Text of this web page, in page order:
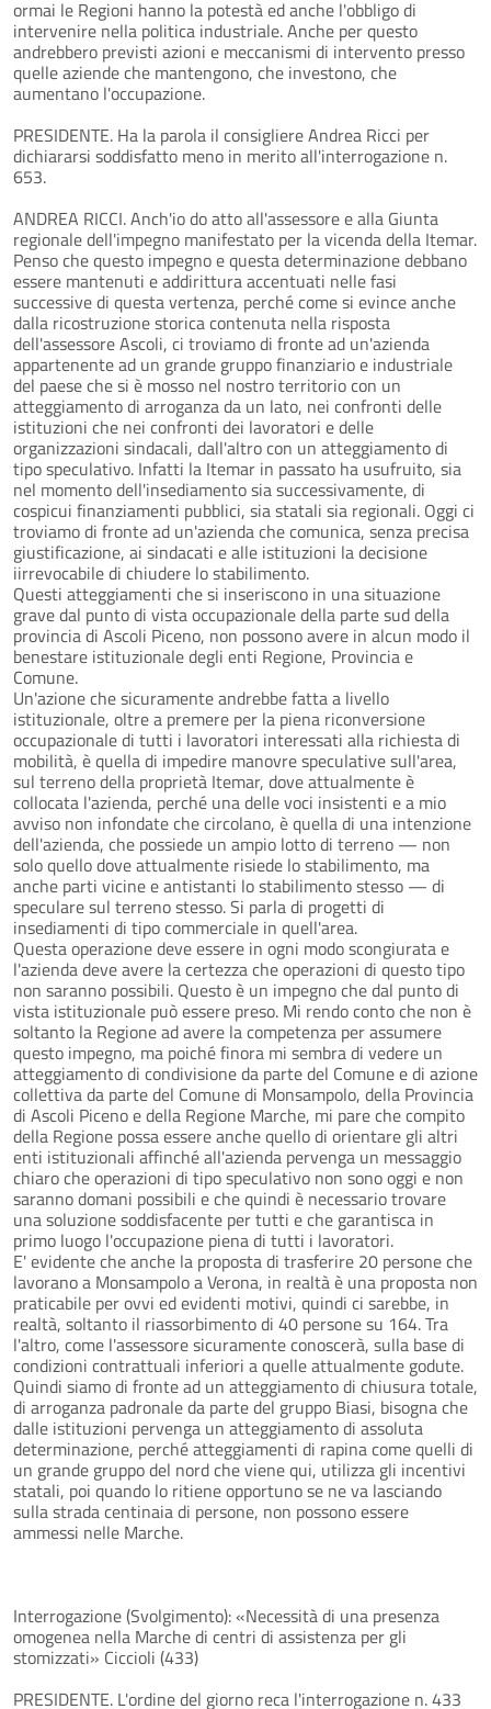
ormai le Regioni hanno la potestà ed anche l'obbligo di
intervenire nella politica industriale. Anche per questo
andrebbero previsti azioni e meccanismi di intervento presso
quelle aziende che mantengono, che investono, che
aumentano l'occupazione.
PRESIDENTE. Ha la parola il consigliere Andrea Ricci per
dichiararsi soddisfatto meno in merito all'interrogazione n.
653.
ANDREA RICCI. Anch'io do atto all'assessore e alla Giunta
regionale dell'impegno manifestato per la vicenda della Itemar.
Penso che questo impegno e questa determinazione debbano
essere mantenuti e addirittura accentuati nelle fasi
successive di questa vertenza, perché come si evince anche
dalla ricostruzione storica contenuta nella risposta
dell'assessore Ascoli, ci troviamo di fronte ad un'azienda
appartenente ad un grande gruppo finanziario e industriale
del paese che si è mosso nel nostro territorio con un
atteggiamento di arroganza da un lato, nei confronti delle
istituzioni che nei confronti dei lavoratori e delle
organizzazioni sindacali, dall'altro con un atteggiamento di
tipo speculativo. Infatti la Itemar in passato ha usufruito, sia
nel momento dell'insediamento sia successivamente, di
cospicui finanziamenti pubblici, sia statali sia regionali. Oggi ci
troviamo di fronte ad un'azienda che comunica, senza precisa
giustificazione, ai sindacati e alle istituzioni la decisione
iirrevocabile di chiudere lo stabilimento.
Questi atteggiamenti che si inseriscono in una situazione
grave dal punto di vista occupazionale della parte sud della
provincia di Ascoli Piceno, non possono avere in alcun modo il
benestare istituzionale degli enti Regione, Provincia e
Comune.
Un'azione che sicuramente andrebbe fatta a livello
istituzionale, oltre a premere per la piena riconversione
occupazionale di tutti i lavoratori interessati alla richiesta di
mobilità, è quella di impedire manovre speculative sull'area,
sul terreno della proprietà Itemar, dove attualmente è
collocata l'azienda, perché una delle voci insistenti e a mio
avviso non infondate che circolano, è quella di una intenzione
dell'azienda, che possiede un ampio lotto di terreno — non
solo quello dove attualmente risiede lo stabilimento, ma
anche parti vicine e antistanti lo stabilimento stesso — di
speculare sul terreno stesso. Si parla di progetti di
insediamenti di tipo commerciale in quell'area.
Questa operazione deve essere in ogni modo scongiurata e
l'azienda deve avere la certezza che operazioni di questo tipo
non saranno possibili. Questo è un impegno che dal punto di
vista istituzionale può essere preso. Mi rendo conto che non è
soltanto la Regione ad avere la competenza per assumere
questo impegno, ma poiché finora mi sembra di vedere un
atteggiamento di condivisione da parte del Comune e di azione
collettiva da parte del Comune di Monsampolo, della Provincia
di Ascoli Piceno e della Regione Marche, mi pare che compito
della Regione possa essere anche quello di orientare gli altri
enti istituzionali affinché all'azienda pervenga un messaggio
chiaro che operazioni di tipo speculativo non sono oggi e non
saranno domani possibili e che quindi è necessario trovare
una soluzione soddisfacente per tutti e che garantisca in
primo luogo l'occupazione piena di tutti i lavoratori.
E' evidente che anche la proposta di trasferire 20 persone che
lavorano a Monsampolo a Verona, in realtà è una proposta non
praticabile per ovvi ed evidenti motivi, quindi ci sarebbe, in
realtà, soltanto il riassorbimento di 40 persone su 164. Tra
l'altro, come l'assessore sicuramente conoscerà, sulla base di
condizioni contrattuali inferiori a quelle attualmente godute.
Quindi siamo di fronte ad un atteggiamento di chiusura totale,
di arroganza padronale da parte del gruppo Biasi, bisogna che
dalle istituzioni pervenga un atteggiamento di assoluta
determinazione, perché atteggiamenti di rapina come quelli di
un grande gruppo del nord che viene qui, utilizza gli incentivi
statali, poi quando lo ritiene opportuno se ne va lasciando
sulla strada centinaia di persone, non possono essere
ammessi nelle Marche.
Interrogazione (Svolgimento): «Necessità di una presenza
omogenea nella Marche di centri di assistenza per gli
stomizzati» Ciccioli (433)
PRESIDENTE. L'ordine del giorno reca l'interrogazione n. 433